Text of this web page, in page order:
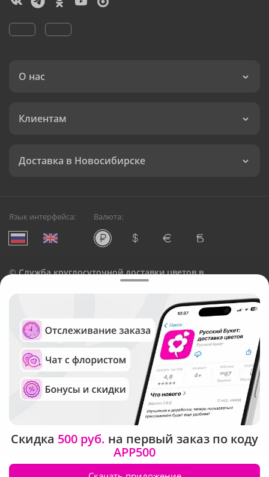
О нас
Клиентам
Доставка в Новосибирске
Язык интерфейса: Валюта:
©Служба круглосуточной доставки цветов в
Русский Букет, 2026
Общество с ограниченной ответственностью «Технология»
ОГРН: 1195476081745, ИНН: 5410081997
Юридический адрес: г. Новосибирск, ул. Ипподромская,
д.42, оф. 3
Рейтинг Русского букета в г. Новосибирск
Скидка 500 руб. на первый заказ по коду
APP500